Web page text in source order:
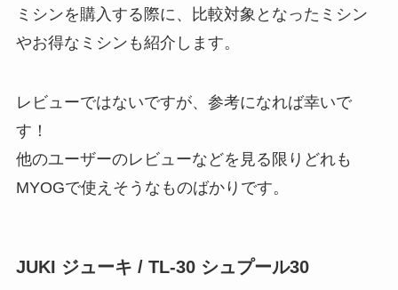
ミシンを購入する際に、比較対象となったミシン
やお得なミシンも紹介します。
レビューではないですが、参考になれば幸いで
す！
他のユーザーのレビューなどを見る限りどれも
MYOGで使えそうなものばかりです。
JUKI ジューキ / TL-30 シュプール30